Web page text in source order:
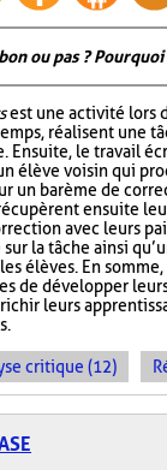
ou pas ? Pourquoi
est une activité lors
réalisent une
Ensuite, le travail
élève voisin qui
un barème de
ensuite
avec leurs
la tâche ainsi
élèves. En somme,
de développer
leurs
critique (12)